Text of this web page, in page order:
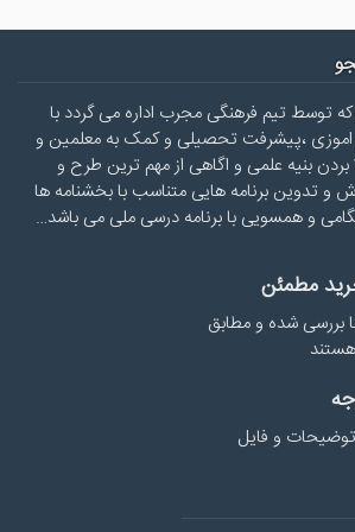
توسط تیم فرهنگی مجرب اداره می گردد با
،پیشرفت تحصیلی و کمک به معلمین و
بنیه علمی و اگاهی از مهم ترین طرح و
و تدوین برنامه هایی متناسب با بخشنامه ها
و همسویی با برنامه درسی ملی می باشد…
مطمئن
بررسی شده و مطابق
و فایل